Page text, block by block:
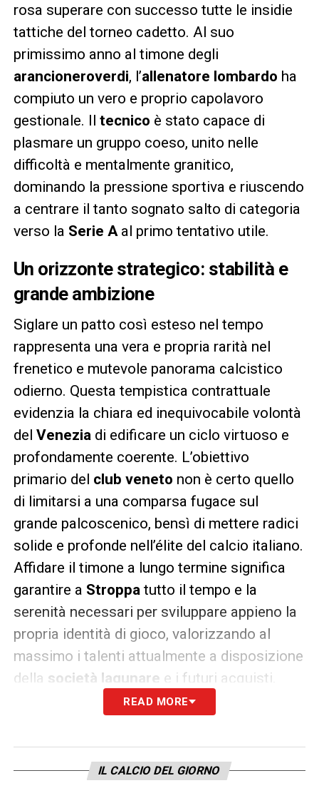
rosa superare con successo tutte le insidie
tattiche del torneo cadetto. Al suo
primissimo anno al timone degli
arancioneroverdi, l’allenatore lombardo ha
compiuto un vero e proprio capolavoro
gestionale. Il tecnico è stato capace di
plasmare un gruppo coeso, unito nelle
difficoltà e mentalmente granitico,
dominando la pressione sportiva e riuscendo
a centrare il tanto sognato salto di categoria
verso la Serie Aal primo tentativo utile.
Un orizzonte strategico: stabilità e
grande ambizione
Siglare un patto così esteso nel tempo
rappresenta una vera e propria rarità nel
frenetico e mutevole panorama calcistico
odierno. Questa tempistica contrattuale
evidenzia la chiara ed inequivocabile volontà
del Venezia di edificare un ciclo virtuoso e
profondamente coerente. L’obiettivo
primario del club veneto non è certo quello
di limitarsi a una comparsa fugace sul
grande palcoscenico, bensì di mettere radici
solide e profonde nell’élite del calcio italiano.
Affidare il timone a lungo termine significa
garantire a Stroppa tutto il tempo e la
serenità necessari per sviluppare appieno la
propria identità di gioco, valorizzando al
massimo i talenti attualmente a disposizione
della società lagunare e i futuri acquisti.
Sinergia totale in vista della
Archiviata felicemente la pratica legata
READ MORE
IL CALCIO DEL GIORNO